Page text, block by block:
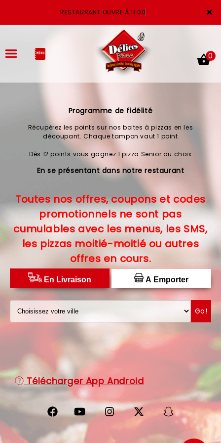
×
RESTAURANT OUVRE À 11:00
LA CARTE
VOTRE COMPTE
VOS AVIS
MENTIONS LÉGALES
C.G.V
PROTECTION DES DONNÉES
DISTRIBUTEUR DE PIZZAS
0
Programme de fidélité
Récupérez les points sur nos boites à pizzas en les
découpant. Chaque tampon vaut 1 point
Dès 12 points vous gagnez 1 pizza Senior au choix
En se présentant dans notre restaurant
Toutes nos offres, coupons et codes
promotionnels ne sont pas
cumulables avec les menus, les SMS,
les pizzas moitié-moitié ou autres
offres en cours.
En Livraison A Emporter
Go!
Télécharger App Android